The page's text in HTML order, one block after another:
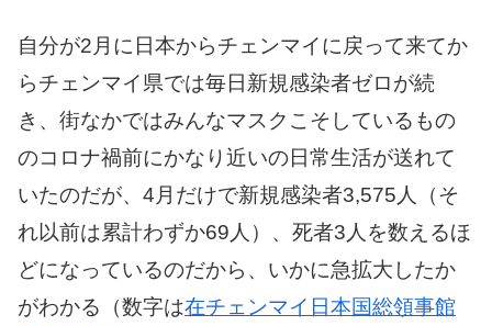
自分が2月に日本からチェンマイに戻って来てか
らチェンマイ県では毎日新規感染者ゼロが続
き、街なかではみんなマスクこそしているもの
のコロナ禍前にかなり近いの日常生活が送れて
いたのだが、4月だけで新規感染者3,575人（そ
れ以前は累計わずか69人）、死者3人を数えるほ
どになっているのだから、いかに急拡大したか
がわかる（数字は在チェンマイ日本国総領事館